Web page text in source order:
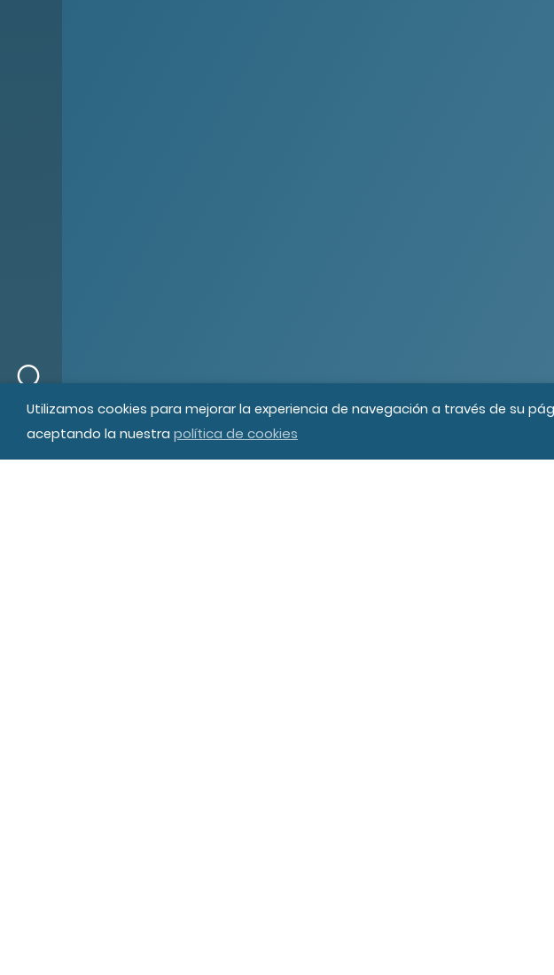
© MIPS Fundació Privada, 2019 Todos los derechos
Utilizamos cookies para mejorar la experiencia de navegación a través de su
aceptando la nuestra política de cookies